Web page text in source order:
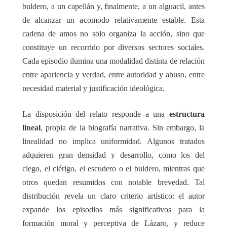
buldero, a un capellán y, finalmente, a un alguacil, antes
de alcanzar un acomodo relativamente estable. Esta
cadena de amos no solo organiza la acción, sino que
constituye un recorrido por diversos sectores sociales.
Cada episodio ilumina una modalidad distinta de relación
entre apariencia y verdad, entre autoridad y abuso, entre
necesidad material y justificación ideológica.
La disposición del relato responde a una estructura
lineal, propia de la biografía narrativa. Sin embargo, la
linealidad no implica uniformidad. Algunos tratados
adquieren gran densidad y desarrollo, como los del
ciego, el clérigo, el escudero o el buldero, mientras que
otros quedan resumidos con notable brevedad. Tal
distribución revela un claro criterio artístico: el autor
expande los episodios más significativos para la
formación moral y perceptiva de Lázaro, y reduce